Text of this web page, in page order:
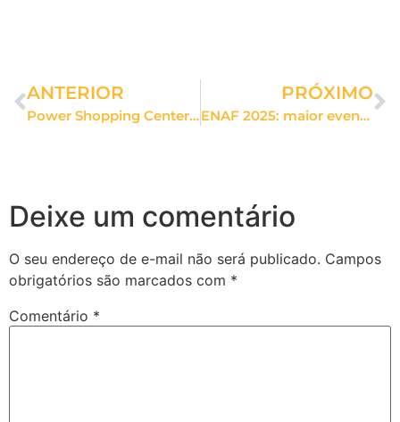
ANTERIOR
Power Shopping Centerminas oferece descontos e presentes misteriosos nesta Black Friday
PRÓXIMO
ENAF 2025: maior evento de fitness e saúde das américas será realizado no Centerminas Expo
Deixe um comentário
O seu endereço de e-mail não será publicado. Campos
obrigatórios são marcados com *
Comentário *